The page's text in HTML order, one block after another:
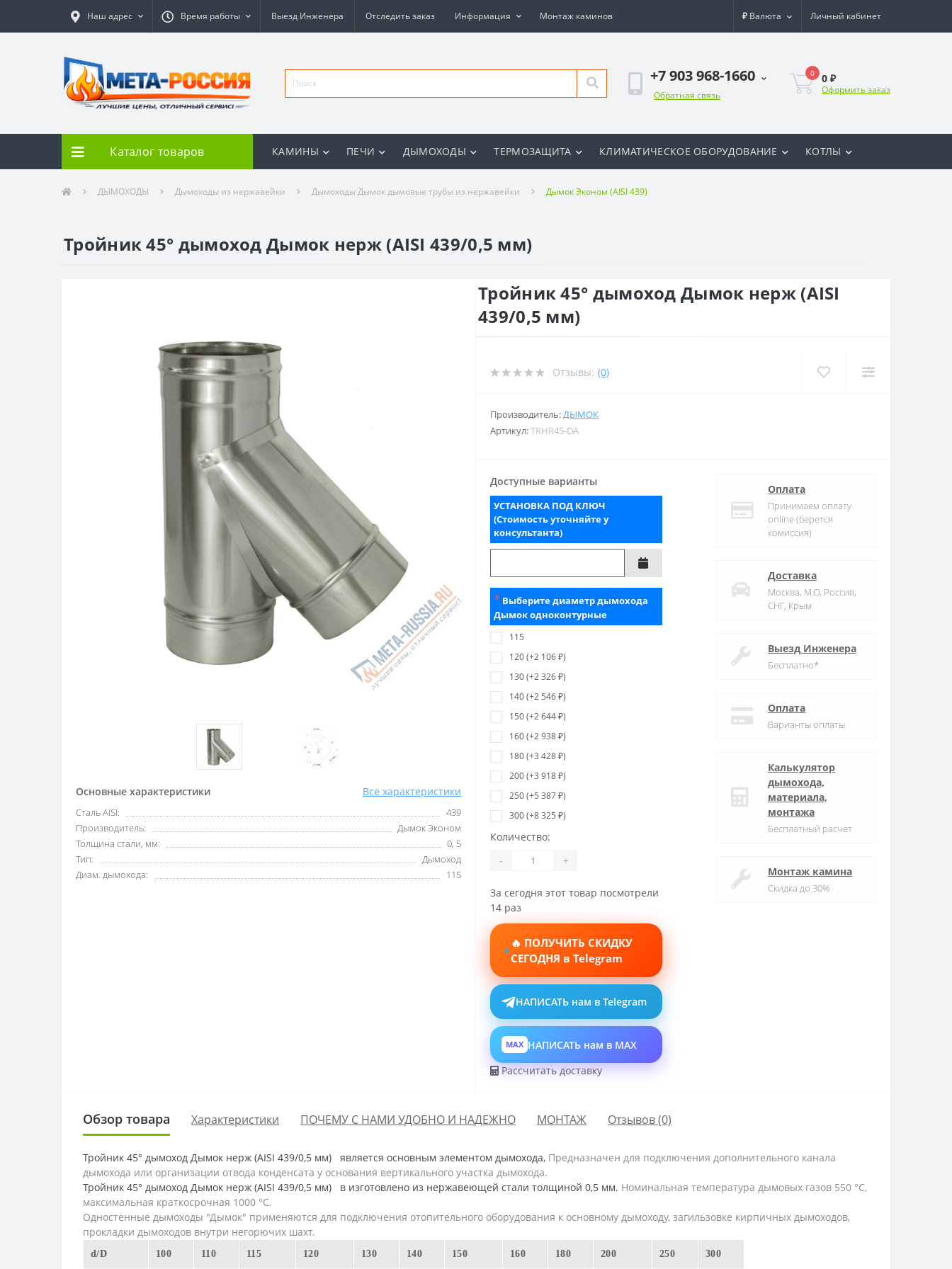
Наш адрес Время работы Выезд Инженера Отследить заказ Информация Монтаж каминов ₽ Валюта Личный кабинет
+7 903 968-1660
Обратная связь
0 0 ₽
Оформить заказ
Каталог товаров КАМИНЫ ПЕЧИ ДЫМОХОДЫ ТЕРМОЗАЩИТА КЛИМАТИЧЕСКОЕ ОБОРУДОВАНИЕ КОТЛЫ
ДЫМОХОДЫ Дымоходы из нержавейки Дымоходы Дымок дымовые трубы из нержавейки Дымок Эконом (AISI 439)
Тройник 45° дымоход Дымок нерж (AISI 439/0,5 мм)
Основные характеристики Все характеристики
Сталь AISI:
439
Производитель:
Дымок Эконом
Толщина стали, мм:
0, 5
Тип:
Дымоход
Диам. дымохода:
115
Тройник 45° дымоход Дымок нерж (AISI
439/0,5 мм)
Отзывы: (0)
Производитель:ДЫМОК
Артикул:TRHR45-DA
Доступные варианты
УСТАНОВКА ПОД КЛЮЧ
(Стоимость уточняйте у
консультанта)
* Выберите диаметр дымохода
Дымок одноконтурные
115
120 (+2 106 ₽)
130 (+2 326 ₽)
140 (+2 546 ₽)
150 (+2 644 ₽)
160 (+2 938 ₽)
180 (+3 428 ₽)
200 (+3 918 ₽)
250 (+5 387 ₽)
300 (+8 325 ₽)
Количество:
- +
За сегодня этот товар посмотрели
14 раз
🔥 ПОЛУЧИТЬ СКИДКУ
СЕГОДНЯ в Telegram
НАПИСАТЬ нам в Telegram
MAX НАПИСАТЬ нам в MAX
Рассчитать доставку
Оплата
Принимаем оплату
online (берется
комиссия)
Доставка
Москва, М.О, Россия,
СНГ, Крым
Выезд Инженера
Бесплатно*
Оплата
Варианты оплаты
Калькулятор
дымохода,
материала,
монтажа
Бесплатный расчет
Монтаж камина
Скидка до 30%
Обзор товара Характеристики ПОЧЕМУ С НАМИ УДОБНО И НАДЕЖНО МОНТАЖ Отзывов (0)
Тройник 45° дымоход Дымок нерж (AISI 439/0,5 мм) является основным элементом дымохода, Предназначен для подключения дополнительного канала
дымохода или организации отвода конденсата у основания вертикального участка дымохода.
Тройник 45° дымоход Дымок нерж (AISI 439/0,5 мм)
в изготовлено из нержавеющей стали толщиной 0,5 мм. Номинальная температура дымовых газов 550 °C,
максимальная краткосрочная 1000 °C.
Одностенные дымоходы "Дымок" применяются для подключения отопительного оборудования к основному дымоходу, загильзовке кирпичных дымоходов,
прокладки дымоходов внутри негорючих шахт.
d/D 100 110 115 120 130 140 150 160 180 200 250 300